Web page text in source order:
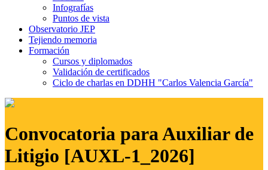
Infografías
Puntos de vista
Observatorio JEP
Tejiendo memoria
Formación
Cursos y diplomados
Validación de certificados
Ciclo de charlas en DDHH "Carlos Valencia García"
Convocatoria para Auxiliar de
Litigio [AUXL-1_2026]